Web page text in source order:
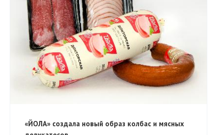
«ЙОЛА» создала новый образ колбас и мясных